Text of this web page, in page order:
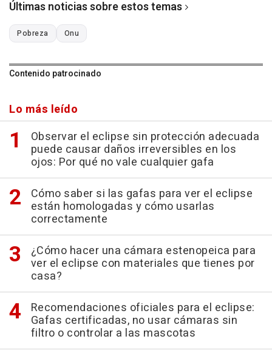
Últimas noticias sobre estos temas
Pobreza Onu
Contenido patrocinado
Lo más leído
Observar el eclipse sin protección adecuada
puede causar daños irreversibles en los
ojos: Por qué no vale cualquier gafa
Cómo saber si las gafas para ver el eclipse
están homologadas y cómo usarlas
correctamente
¿Cómo hacer una cámara estenopeica para
ver el eclipse con materiales que tienes por
casa?
Recomendaciones oficiales para el eclipse:
Gafas certificadas, no usar cámaras sin
filtro o controlar a las mascotas